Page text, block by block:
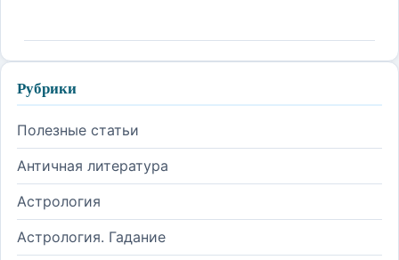
Рубрики
Полезные статьи
Античная литература
Астрология
Астрология. Гадание